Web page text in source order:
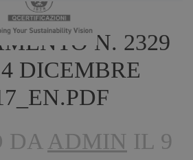
N. 2329
DICEMBRE
DA ADMIN IL 9